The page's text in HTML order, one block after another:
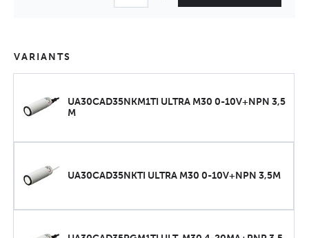
VARIANTS
UA30CAD35NKM1TI ULTRA M30 0-10V+NPN 3,5
M
UA30CAD35NKTI ULTRA M30 0-10V+NPN 3,5M